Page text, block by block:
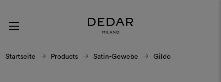
Startseite Products Satin-Gewebe Gildo